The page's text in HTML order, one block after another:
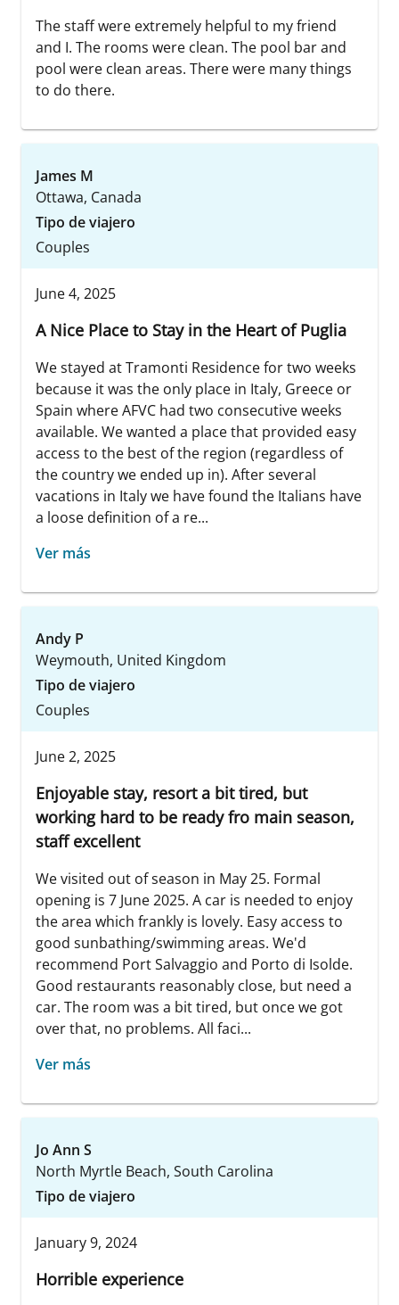
The staff were extremely helpful to my friend
and I. The rooms were clean. The pool bar and
pool were clean areas. There were many things
to do there.
James M
Ottawa, Canada
Tipo de viajero
Couples
June 4, 2025
A Nice Place to Stay in the Heart of Puglia
We stayed at Tramonti Residence for two weeks
because it was the only place in Italy, Greece or
Spain where AFVC had two consecutive weeks
available. We wanted a place that provided easy
access to the best of the region (regardless of
the country we ended up in). After several
vacations in Italy we have found the Italians have
a loose definition of a re...
Ver más
Andy P
Weymouth, United Kingdom
Tipo de viajero
Couples
June 2, 2025
Enjoyable stay, resort a bit tired, but
working hard to be ready fro main season,
staff excellent
We visited out of season in May 25. Formal
opening is 7 June 2025. A car is needed to enjoy
the area which frankly is lovely. Easy access to
good sunbathing/swimming areas. We'd
recommend Port Salvaggio and Porto di Isolde.
Good restaurants reasonably close, but need a
car. The room was a bit tired, but once we got
over that, no problems. All faci...
Ver más
Jo Ann S
North Myrtle Beach, South Carolina
Tipo de viajero
January 9, 2024
Horrible experience